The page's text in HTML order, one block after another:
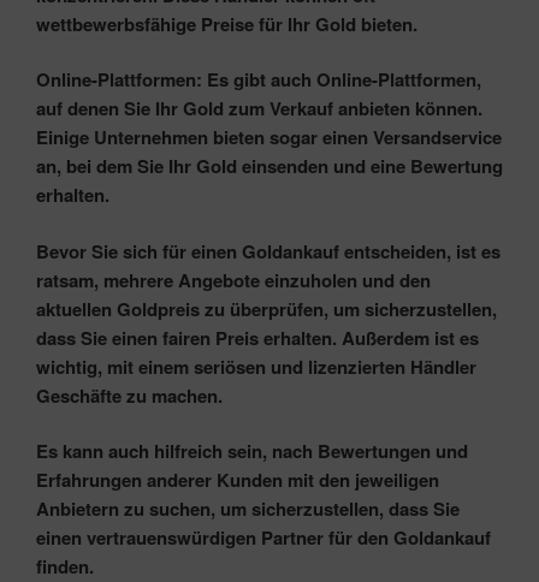
wettbewerbsfähige Preise für Ihr Gold bieten.
Online-Plattformen: Es gibt auch Online-Plattformen,
auf denen Sie Ihr Gold zum Verkauf anbieten können.
Einige Unternehmen bieten sogar einen Versandservice
an, bei dem Sie Ihr Gold einsenden und eine Bewertung
erhalten.
Bevor Sie sich für einen Goldankauf entscheiden, ist es
ratsam, mehrere Angebote einzuholen und den
aktuellen Goldpreis zu überprüfen, um sicherzustellen,
dass Sie einen fairen Preis erhalten. Außerdem ist es
wichtig, mit einem seriösen und lizenzierten Händler
Geschäfte zu machen.
Es kann auch hilfreich sein, nach Bewertungen und
Erfahrungen anderer Kunden mit den jeweiligen
Anbietern zu suchen, um sicherzustellen, dass Sie
einen vertrauenswürdigen Partner für den Goldankauf
finden.